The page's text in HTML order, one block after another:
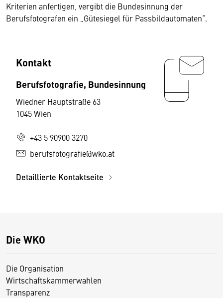
Kriterien anfertigen, vergibt die Bundesinnung der
Berufsfotografen ein „Gütesiegel für Passbildautomaten“.
Kontakt
Berufsfotografie, Bundesinnung
Wiedner Hauptstraße 63
1045 Wien
+43 5 90900 3270
berufsfotografie@wko.at
Detaillierte Kontaktseite
Die WKO
Die Organisation
Wirtschaftskammerwahlen
Transparenz